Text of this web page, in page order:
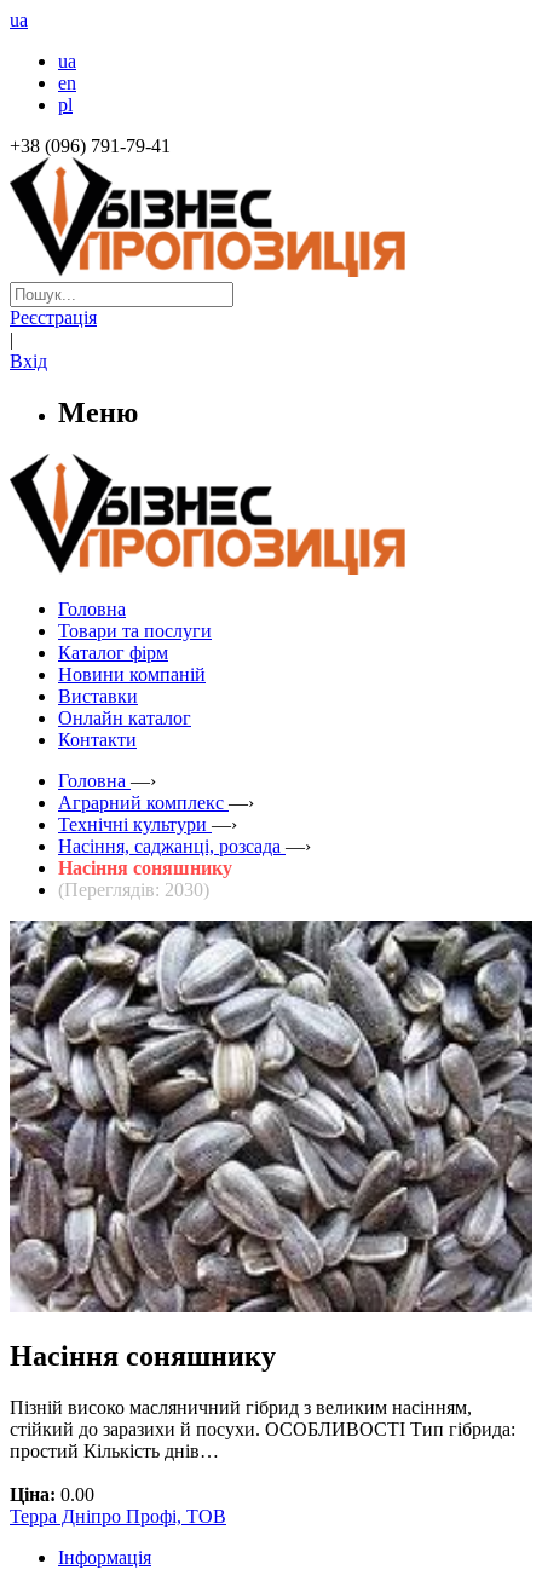
ua
ua
en
pl
+38 (096) 791-79-41
Реєстрація
|
Вхід
Меню
Головна
Товари та послуги
Каталог фірм
Новини компаній
Виставки
Онлайн каталог
Контакти
Головна —›
Аграрний комплекс —›
Технічні культури —›
Насіння, саджанці, розсада —›
Насіння соняшнику
(Переглядів: 2030)
Насіння соняшнику
Пізній високо масляничний гібрид з великим насінням,
стійкий до заразихи й посухи. ОСОБЛИВОСТІ Тип гібрида:
простий Кількість днів…
Ціна: 0.00
Терра Дніпро Профі, ТОВ
Інформація